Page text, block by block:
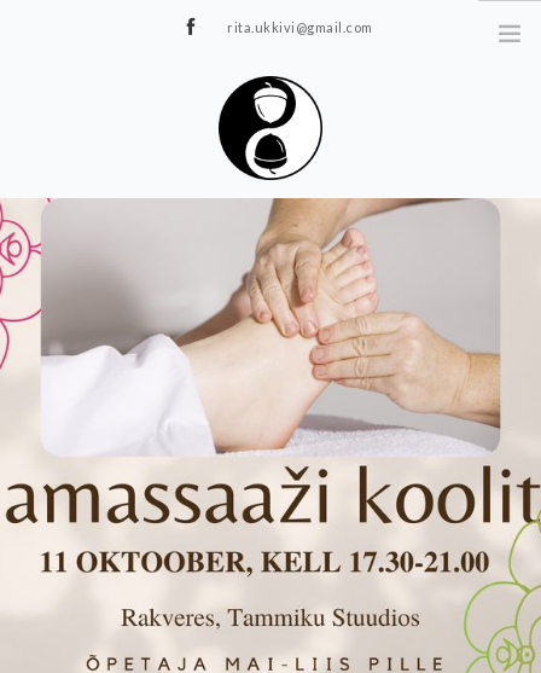
rita.ukkivi@gmail.com
STUUDIOST
TUNNIPLAAN
JOOGA/PILATES
TERAAPIA
TIIMIDELE
GALERII
KONTAKT